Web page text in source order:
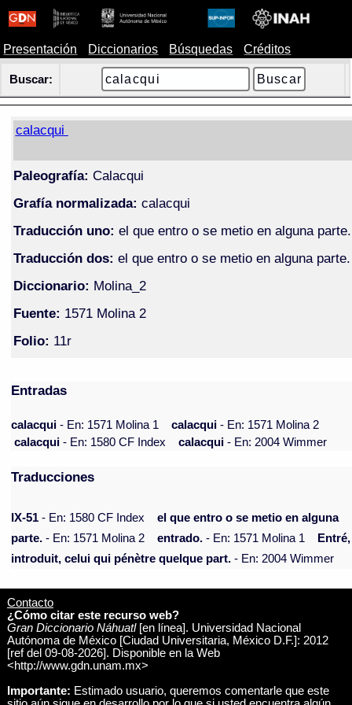
Presentación Diccionarios Búsquedas Créditos
Buscar:
calacqui
Paleografía: Calacqui
Grafía normalizada: calacqui
Traducción uno: el que entro o se metio en alguna parte.
Traducción dos: el que entro o se metio en alguna parte.
Diccionario: Molina_2
Fuente: 1571 Molina 2
Folio: 11r
Entradas
calacqui- En: 1571 Molina 1 calacqui- En: 1571 Molina 2
calacqui- En: 1580 CF Index calacqui- En: 2004 Wimmer
Traducciones
IX-51 - En: 1580 CF Index
el que entro o se metio en alguna
parte. - En: 1571 Molina 2 entrado. - En: 1571 Molina 1
Entré,
introduit, celui qui pénètre quelque part. - En: 2004 Wimmer
Contacto
¿Cómo citar este recurso web?
Gran Diccionario Náhuatl[en línea]. Universidad Nacional
Autónoma de México [Ciudad Universitaria, México D.F.]: 2012
[ref del 09-08-2026]. Disponible en la Web
<http://www.gdn.unam.mx>
Importante: Estimado usuario, queremos comentarle que este